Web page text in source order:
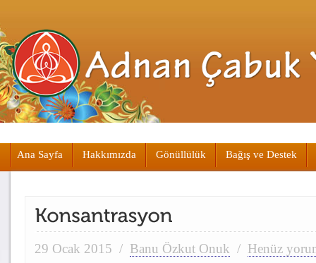
Ana Sayfa Hakkımızda Gönüllülük Bağış ve Destek
29 Ocak 2015 / Banu Özkut Onuk / Henüz